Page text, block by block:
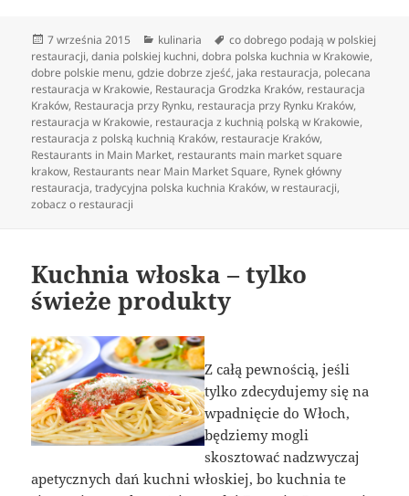
Data
publikacji
7 września 2015 Kategorie
kulinaria Tagi
co dobrego podają w polskiej
restauracji,dania polskiej kuchni,dobra polska kuchnia w Krakowie,
dobre polskie menu,gdzie dobrze zjeść, jaka restauracja, polecana
restauracja w Krakowie, Restauracja Grodzka Kraków, restauracja
Kraków, Restauracja przy Rynku, restauracja przy Rynku Kraków,
restauracja w Krakowie, restauracja z kuchnią polską w Krakowie,
restauracja z polską kuchnią Kraków, restauracje Kraków,
Restaurants in Main Market, restaurants main market square
krakow, Restaurants near Main Market Square, Rynek główny
restauracja,tradycyjna polska kuchnia Kraków,w restauracji,
zobacz o restauracji
Kuchnia włoska – tylko
świeże produkty
Z całą pewnością, jeśli
tylko zdecydujemy się na
wpadnięcie do Włoch,
będziemy mogli
skosztować nadzwyczaj
apetycznych dań kuchni włoskiej, bo kuchnia te